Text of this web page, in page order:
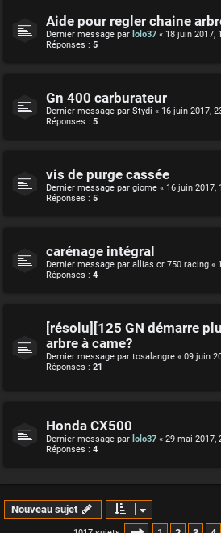
Aide pour regler chaine
Dernier message par lolo37 « 18 juin 2017,
Réponses : 5
Gn 400 carburateur
Dernier message par Stydi « 16 juin 2017,
Réponses : 5
vis de purge cassée
Dernier message par giome « 16 juin 2017,
Réponses : 5
carénage intégral
Dernier message par allias cr 750 racing «
Réponses : 4
[résolu][125 GN démarre
arbre à came?
Dernier message par tosalangre « 09 juin
Réponses : 21
Honda CX500
Dernier message par lolo37 « 29 mai 2017,
Réponses : 4
Nouveau sujet